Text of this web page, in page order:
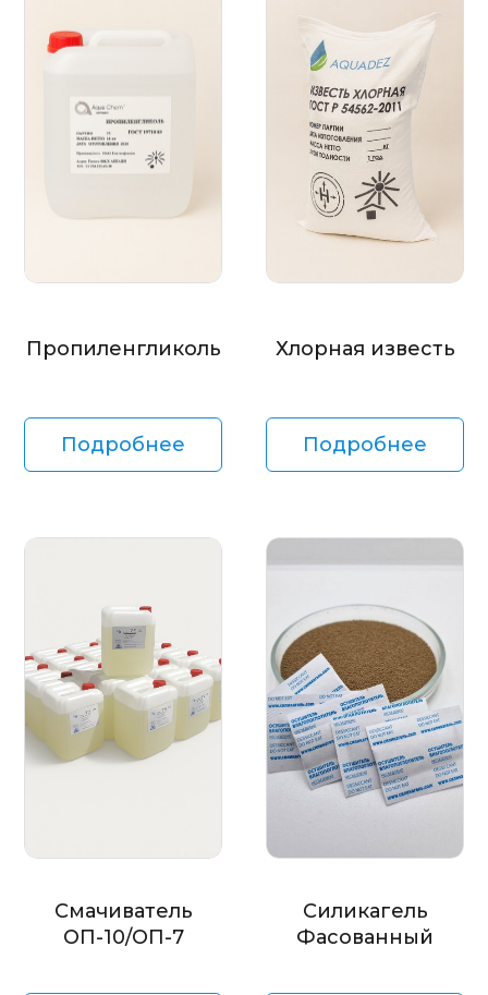
Пропиленгликоль
Подробнее
Хлорная известь
Подробнее
Смачиватель
ОП-10/ОП-7
Силикагель
Фасованный